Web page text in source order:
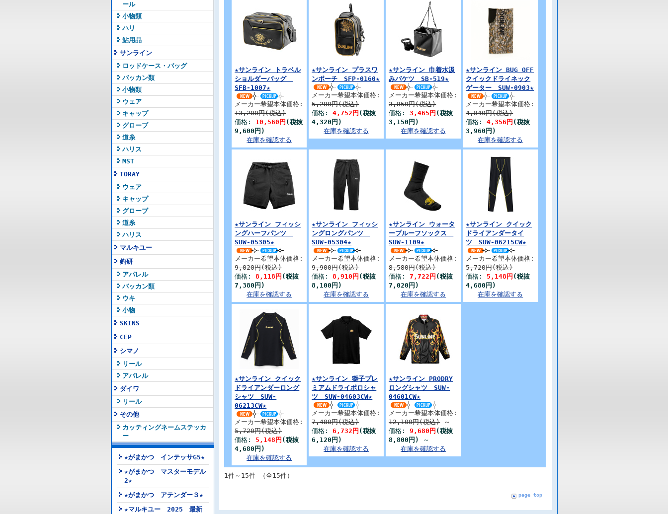
ール
小物類
ハリ
鮎用品
サンライン
ロッドケース・バッグ
バッカン類
小物類
ウェア
キャップ
グローブ
道糸
ハリス
MST
TORAY
ウェア
キャップ
グローブ
道糸
ハリス
マルキユー
釣研
アパレル
バッカン類
ウキ
小物
SKINS
CEP
シマノ
リール
アパレル
ダイワ
リール
その他
カッティングネームステッカ
ー
★がまかつ インテッサG5★
★がまかつ マスターモデル
2★
★がまかつ アテンダー３★
★マルキユー 2025 最新
★サンライン トラベル
ショルダーバッグ
SFB-1007★
メーカー希望本体価格:
13,200円(税込)
価格: 10,560円 (税抜
9,600円)
在庫を確認する
★サンライン プラスワ
ンポーチ SFP-0160★
メーカー希望本体価格:
5,280円(税込)
価格:4,752円 (税抜
4,320円)
在庫を確認する
★サンライン 巾着水汲
みバケツ SB-519★
メーカー希望本体価格:
3,850円(税込)
価格:3,465円 (税抜
3,150円)
在庫を確認する
★サンライン BUG OFF
クイックドライネック
ゲーター SUW-0903★
メーカー希望本体価格:
4,840円(税込)
価格:4,356円 (税抜
3,960円)
在庫を確認する
★サンライン フィッシ
ングハーフパンツ
SUW-05305★
メーカー希望本体価格:
9,020円(税込)
価格:8,118円 (税抜
7,380円)
在庫を確認する
★サンライン フィッシ
ングロングパンツ
SUW-05304★
メーカー希望本体価格:
9,900円(税込)
価格:8,910円 (税抜
8,100円)
在庫を確認する
★サンライン ウォータ
ープルーフソックス
SUW-1109★
メーカー希望本体価格:
8,580円(税込)
価格:7,722円 (税抜
7,020円)
在庫を確認する
★サンライン クイック
ドライアンダータイ
ツ SUW-06215CW★
メーカー希望本体価格:
5,720円(税込)
価格: 5,148円 (税抜
4,680円)
在庫を確認する
★サンライン クイック
ドライアンダーロング
シャツ SUW-
06213CW★
メーカー希望本体価格:
5,720円(税込)
価格: 5,148円 (税抜
4,680円)
在庫を確認する
★サンライン 獅子プレ
ミアムドライポロシャ
ツ SUW-04603CW★
メーカー希望本体価格:
7,480円(税込)
価格:6,732円 (税抜
6,120円)
在庫を確認する
★サンライン PRODRY
ロングシャツ SUW-
04601CW★
メーカー希望本体価格:
12,100円(税込)
～
価格:9,680円 (税抜
8,800円)
～
在庫を確認する
1件～15件 （全15件）
page top